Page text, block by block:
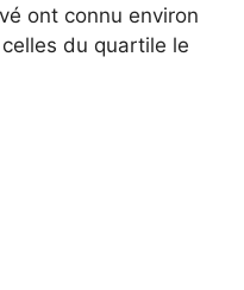
ont connu environ
du quartile le